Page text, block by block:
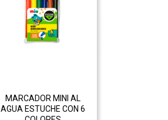
MARCADOR MINI AL
AGUA ESTUCHE CON 6